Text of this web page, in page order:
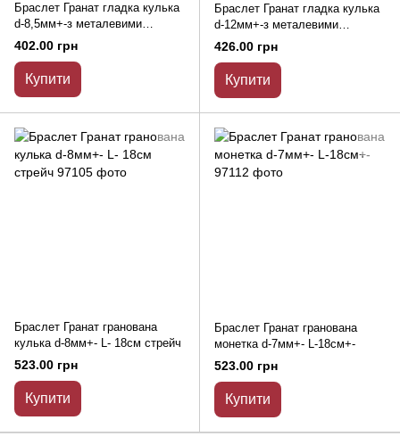
Браслет Гранат гладка кулька
d-8,5мм+-з металевими
вставками L- 18см стрейч
402.00 грн
Купити
Браслет Гранат гладка кулька
d-12мм+-з металевими
вставками L- 18см стрейч
426.00 грн
Купити
Браслет Гранат гранована
кулька d-8мм+- L- 18см стрейч
523.00 грн
Купити
Браслет Гранат гранована
монетка d-7мм+- L-18см+-
523.00 грн
Купити